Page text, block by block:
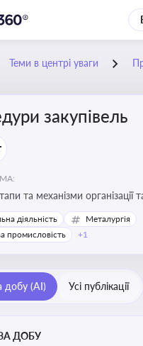
Теми в центрі уваги
закупівель
та механізми організації
закупівель товарів, робіт та
публічні кошти
діяльність
Металургія
промисловість
+1
добу (AI) Усі публікації
ДОБУ